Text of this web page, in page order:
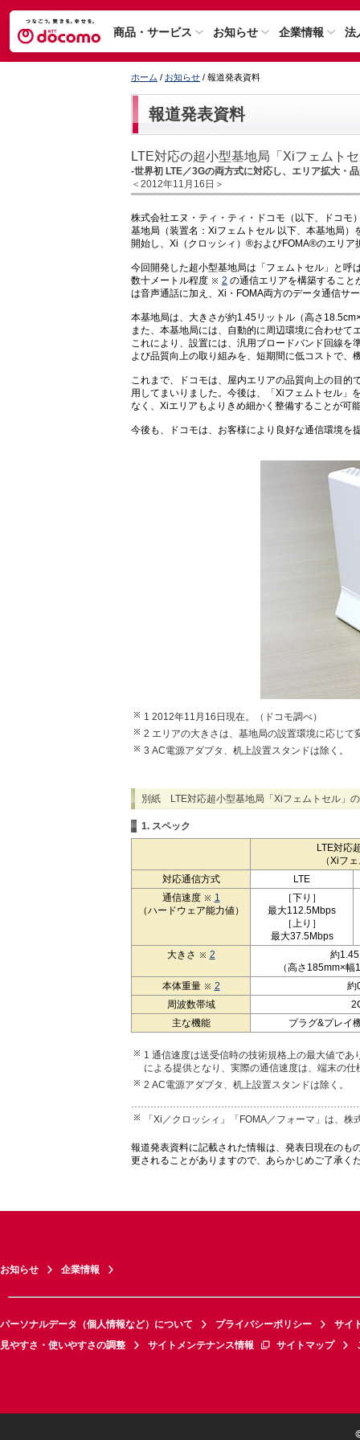
商品・サービス お知らせ 企業情報 法
ホーム / お知らせ / 報道発表資料
報道発表資料
LTE対応の超小型基地局「Xiフェムト
-世界初 LTE／3Gの両方式に対応し、エリア拡大・
＜2012年11月16日＞
株式会社エヌ・ティ・ティ・ドコモ（以下、ドコモ
基地局（装置名：Xiフェムトセル 以下、本基地局
開始し、Xi（クロッシィ）®およびFOMA®のエリ
今回開発した超小型基地局は「フェムトセル」と呼
数十メートル程度
2 の通信エリアを構築すること
は音声通話に加え、Xi・FOMA両方のデータ通信サ
本基地局は、大きさが約1.45リットル（高さ
また、本基地局には、自動的に周辺環境に合わせ
これにより、設置には、汎用ブロードバンド回線
よび品質向上の取り組みを、短期間に低コストで、
これまで、ドコモは、屋内エリアの品質向上の目
用してまいりました。今後は、「Xiフェムトセル」
なく、Xiエリアもよりきめ細かく整備することが可
今後も、ドコモは、お客様により良好な通信環境を
1 2012年11月16日現在。（ドコモ調べ）
2 エリアの大きさは、基地局の設置環境に応じて
3 AC電源アダプタ、机上設置スタンドは除く。
別紙 LTE対応超小型基地局「Xiフェムトセル」
1. スペック
LTE対応
（Xiフ
対応通信方式
LTE
通信速度
1
（ハードウェア能力値）
［下り］
最大112.5Mbps
［上り］
最大37.5Mbps
大きさ
2
約
（高さ185mm×
本体重量
2
約
周波数帯域
主な機能
プラグ&プレイ
1 通信速度は送受信時の技術規格上の最大値で
による提供となり、実際の通信速度は、端末の
2 AC電源アダプタ、机上設置スタンドは除く。
「Xi／クロッシィ」「FOMA／フォーマ」は、
報道発表資料に記載された情報は、発表日現在のも
更されることがありますので、あらかじめご了承く
お知らせ 企業情報
パーソナルデータ（個人情報など）について プライバシーポリシー
サイ
見やすさ・使いやすさの調整
サイトメンテナンス情報 サイトマップ